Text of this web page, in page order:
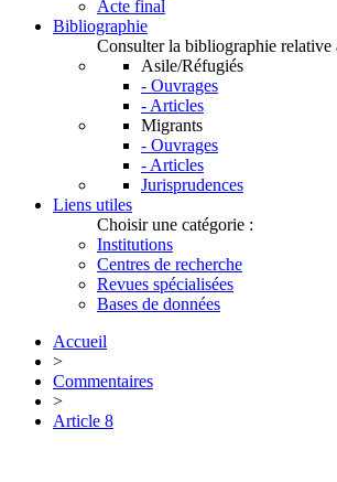
Acte final
Bibliographie
Consulter la bibliographie relative
Asile/Réfugiés
- Ouvrages
- Articles
Migrants
- Ouvrages
- Articles
Jurisprudences
Liens utiles
Choisir une catégorie :
Institutions
Centres de recherche
Revues spécialisées
Bases de données
Accueil
>
Commentaires
>
Article 8